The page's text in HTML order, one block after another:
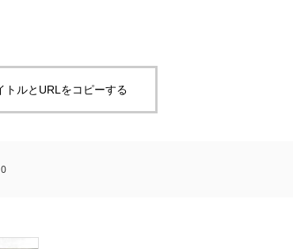
トルとURLをコピーする
0